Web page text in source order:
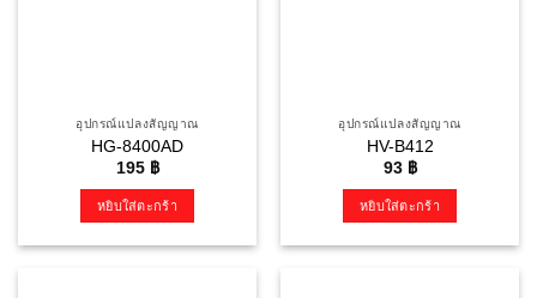
อุปกรณ์แปลงสัญญาณ
HG-8400AD
195 ฿
หยิบใส่ตะกร้า
อุปกรณ์แปลงสัญญาณ
HV-B412
93 ฿
หยิบใส่ตะกร้า